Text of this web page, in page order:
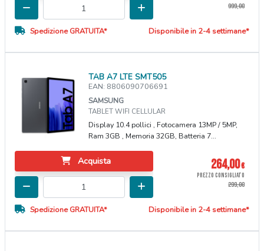
999,00
Spedizione GRATUITA* Disponibile in 2-4 settimane*
TAB A7 LTE SMT505
EAN: 8806090706691
SAMSUNG
TABLET WIFI CELLULAR
Display 10.4 pollici , Fotocamera 13MP / 5MP,
Ram 3GB , Memoria 32GB, Batteria 7...
Acquista 264,00€
PREZZO CONSIGLIATO
299,00
Spedizione GRATUITA* Disponibile in 2-4 settimane*